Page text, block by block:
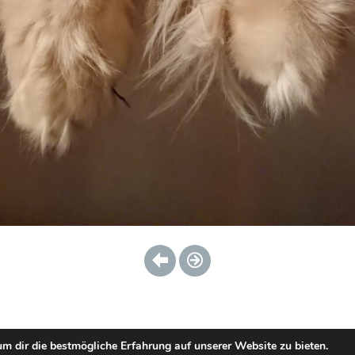
EMDR & Traumatherapie in München Praxis & Anfahrt Kontakt Blog
dir die bestmögliche Erfahrung auf unserer Website zu bieten.